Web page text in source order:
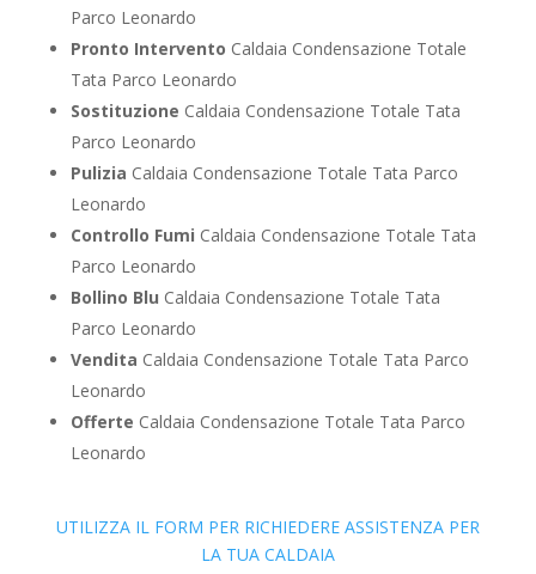
Parco Leonardo
Pronto Intervento Caldaia Condensazione Totale
Tata Parco Leonardo
Sostituzione Caldaia Condensazione Totale Tata
Parco Leonardo
Pulizia Caldaia Condensazione Totale Tata Parco
Leonardo
Controllo Fumi Caldaia Condensazione Totale Tata
Parco Leonardo
Bollino Blu Caldaia Condensazione Totale Tata
Parco Leonardo
Vendita Caldaia Condensazione Totale Tata Parco
Leonardo
Offerte Caldaia Condensazione Totale Tata Parco
Leonardo
UTILIZZA IL FORM PER RICHIEDERE ASSISTENZA PER
LA TUA CALDAIA